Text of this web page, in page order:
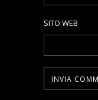
SITO WEB